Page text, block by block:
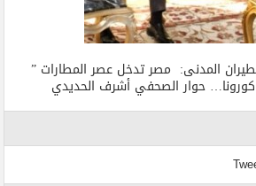
المدنى: مصر تدخل عصر المطارات ”
كورونا… حوار الصحفي أشرف الحديدي